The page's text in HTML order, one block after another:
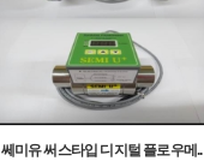
쎄미유 써스타입 디지털 플로우메..